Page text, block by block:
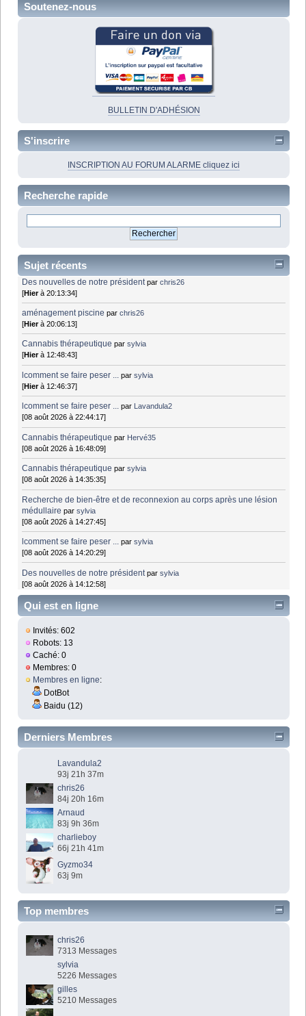
Soutenez-nous
BULLETIN D'ADHÉSION
S'inscrire
INSCRIPTION AU FORUM ALARME cliquez ici
Recherche rapide
Sujet récents
Des nouvelles de notre président parchris26
[Hierà 20:13:34]
aménagement piscine parchris26
[Hierà 20:06:13]
Cannabis thérapeutique parsylvia
[Hierà 12:48:43]
lcomment se faire peser ... parsylvia
[Hierà 12:46:37]
lcomment se faire peser ... par
Lavandula2
[08 août 2026 à 22:44:17]
Cannabis thérapeutique par Hervé35
[08 août 2026 à 16:48:09]
Cannabis thérapeutique parsylvia
[08 août 2026 à 14:35:35]
Recherche de bien-être et de reconnexion au corps après une lésion
médullaire parsylvia
[08 août 2026 à 14:27:45]
lcomment se faire peser ... parsylvia
[08 août 2026 à 14:20:29]
Des nouvelles de notre président parsylvia
[08 août 2026 à 14:12:58]
Qui est en ligne
Invités: 602
Robots: 13
Caché: 0
Membres: 0
Membres en ligne:
DotBot
Baidu (12)
Derniers Membres
Lavandula2
93j 21h 37m
chris26
84j 20h 16m
Arnaud
83j 9h 36m
charlieboy
66j 21h 41m
Gyzmo34
63j 9m
Top membres
chris26
7313 Messages
sylvia
5226 Messages
gilles
5210 Messages